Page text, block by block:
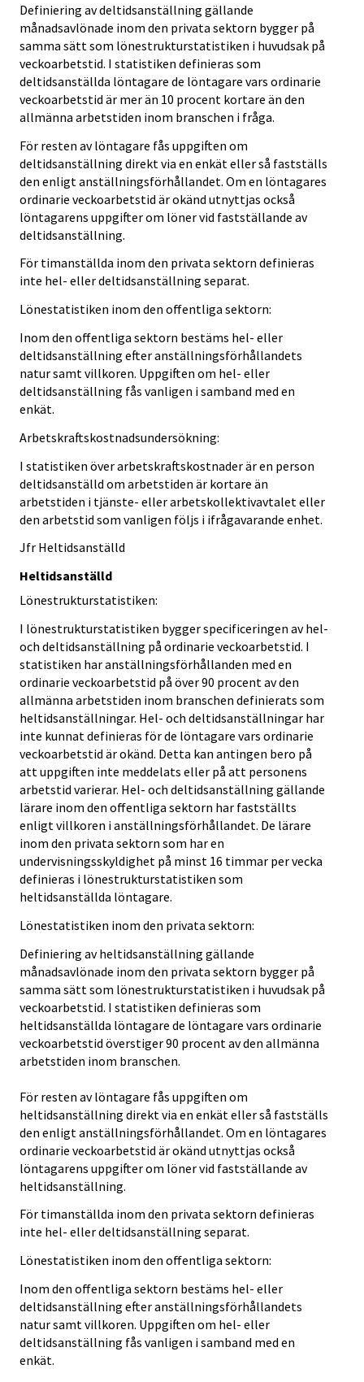
Definiering av deltidsanställning gällande
månadsavlönade inom den privata sektorn bygger på
samma sätt som lönestrukturstatistiken i huvudsak på
veckoarbetstid. I statistiken definieras som
deltidsanställda löntagare de löntagare vars ordinarie
veckoarbetstid är mer än 10 procent kortare än den
allmänna arbetstiden inom branschen i fråga.
För resten av löntagare fås uppgiften om
deltidsanställning direkt via en enkät eller så fastställs
den enligt anställningsförhållandet. Om en löntagares
ordinarie veckoarbetstid är okänd utnyttjas också
löntagarens uppgifter om löner vid fastställande av
deltidsanställning.
För timanställda inom den privata sektorn definieras
inte hel- eller deltidsanställning separat.
Lönestatistiken inom den offentliga sektorn:
Inom den offentliga sektorn bestäms hel- eller
deltidsanställning efter anställningsförhållandets
natur samt villkoren. Uppgiften om hel- eller
deltidsanställning fås vanligen i samband med en
enkät.
Arbetskraftskostnadsundersökning:
I statistiken över arbetskraftskostnader är en person
deltidsanställd om arbetstiden är kortare än
arbetstiden i tjänste- eller arbetskollektivavtalet eller
den arbetstid som vanligen följs i ifrågavarande enhet.
Jfr Heltidsanställd
Heltidsanställd
Lönestrukturstatistiken:
I lönestrukturstatistiken bygger specificeringen av hel-
och deltidsanställning på ordinarie veckoarbetstid. I
statistiken har anställningsförhållanden med en
ordinarie veckoarbetstid på över 90 procent av den
allmänna arbetstiden inom branschen definierats som
heltidsanställningar. Hel- och deltidsanställningar har
inte kunnat definieras för de löntagare vars ordinarie
veckoarbetstid är okänd. Detta kan antingen bero på
att uppgiften inte meddelats eller på att personens
arbetstid varierar. Hel- och deltidsanställning gällande
lärare inom den offentliga sektorn har fastställts
enligt villkoren i anställningsförhållandet. De lärare
inom den privata sektorn som har en
undervisningsskyldighet på minst 16 timmar per vecka
definieras i lönestrukturstatistiken som
heltidsanställda löntagare.
Lönestatistiken inom den privata sektorn:
Definiering av heltidsanställning gällande
månadsavlönade inom den privata sektorn bygger på
samma sätt som lönestrukturstatistiken i huvudsak på
veckoarbetstid. I statistiken definieras som
heltidsanställda löntagare de löntagare vars ordinarie
veckoarbetstid överstiger 90 procent av den allmänna
arbetstiden inom branschen.
För resten av löntagare fås uppgiften om
heltidsanställning direkt via en enkät eller så fastställs
den enligt anställningsförhållandet. Om en löntagares
ordinarie veckoarbetstid är okänd utnyttjas också
löntagarens uppgifter om löner vid fastställande av
heltidsanställning.
För timanställda inom den privata sektorn definieras
inte hel- eller deltidsanställning separat.
Lönestatistiken inom den offentliga sektorn:
Inom den offentliga sektorn bestäms hel- eller
deltidsanställning efter anställningsförhållandets
natur samt villkoren. Uppgiften om hel- eller
deltidsanställning fås vanligen i samband med en
enkät.